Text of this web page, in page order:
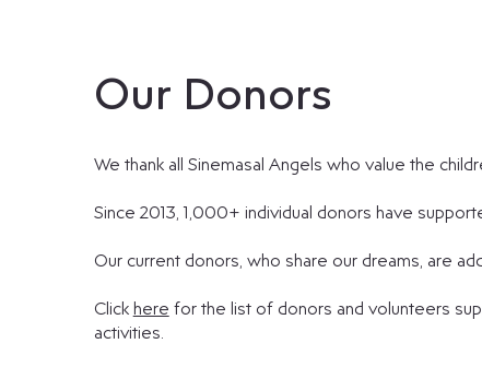
We thank all Sinemasal Angels who value the
Since 2013, 1,000+ individual donors have
Our current donors, who share our dreams, are
Click here for the list of donors and volunteers
activities.
Our Donors